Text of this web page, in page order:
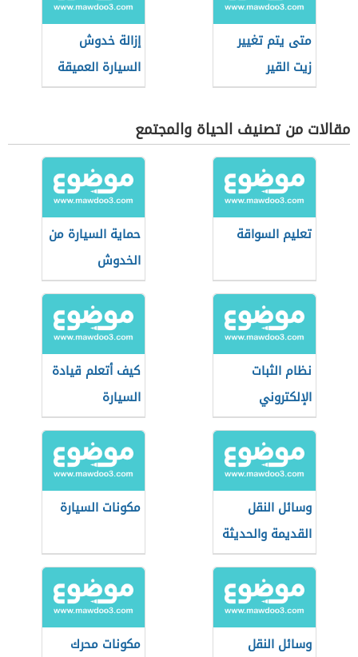
متى يتم تغيير
زيت القير
إزالة خدوش
السيارة العميقة
مقالات من تصنيف الحياة والمجتمع
تعليم السواقة
حماية السيارة من
الخدوش
نظام الثبات
الإلكتروني
كيف أتعلم قيادة
السيارة
وسائل النقل
القديمة والحديثة
مكونات السيارة
وسائل النقل
مكونات محرك